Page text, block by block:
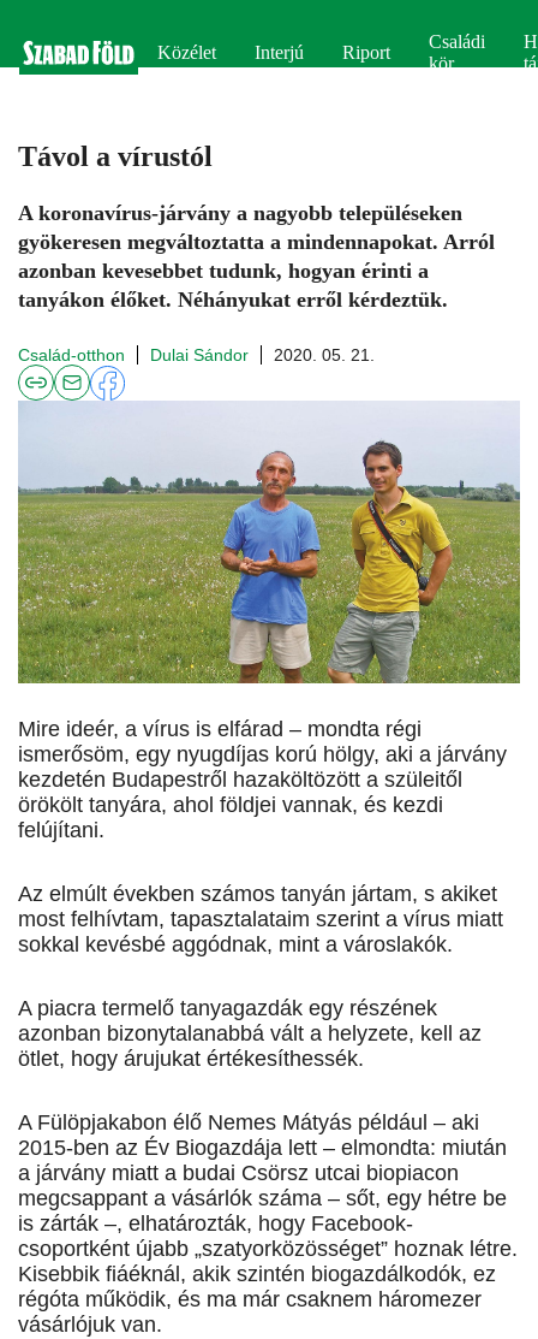
Közélet Interjú Riport
Családi
kör
Távol a vírustól
A koronavírus-járvány a nagyobb településeken
gyökeresen megváltoztatta a mindennapokat. Arról
azonban kevesebbet tudunk, hogyan érinti a
tanyákon élőket. Néhányukat erről kérdeztük.
Család-otthon Dulai Sándor 2020. 05. 21.
Mire ideér, a vírus is elfárad – mondta régi
ismerősöm, egy nyugdíjas korú hölgy, aki a járvány
kezdetén Budapestről hazaköltözött a szüleitől
örökölt tanyára, ahol földjei vannak, és kezdi
felújítani.
Az elmúlt években számos tanyán jártam, s akiket
most felhívtam, tapasztalataim szerint a vírus miatt
sokkal kevésbé aggódnak, mint a városlakók.
A piacra termelő tanyagazdák egy részének
azonban bizonytalanabbá vált a helyzete, kell az
ötlet, hogy árujukat értékesíthessék.
A Fülöpjakabon élő Nemes Mátyás például – aki
2015-ben az Év Biogazdája lett – elmondta: miután
a járvány miatt a budai Csörsz utcai biopiacon
megcsappant a vásárlók száma – sőt, egy hétre be
is zárták –, elhatározták, hogy Facebook-
csoportként újabb „szatyorközösséget” hoznak létre.
Kisebbik fiáéknál, akik szintén biogazdálkodók, ez
régóta működik, és ma már csaknem háromezer
vásárlójuk van.